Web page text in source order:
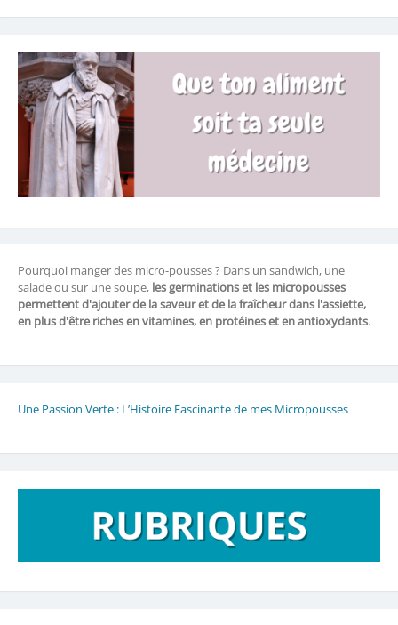
Pourquoi manger des micro-pousses ? Dans un sandwich, une
salade ou sur une soupe, les germinations et les micropousses
permettent d'ajouter de la saveur et de la fraîcheur dans l'assiette,
en plus d'être riches en vitamines, en protéines et en antioxydants.
Une Passion Verte : L’Histoire Fascinante de mes Micropousses